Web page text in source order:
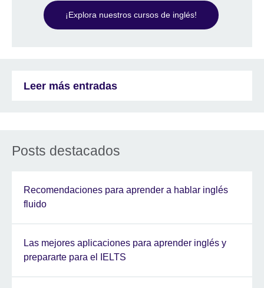
¡Explora nuestros cursos de inglés!
Leer más entradas
Posts destacados
Recomendaciones para aprender a hablar inglés
fluido
Las mejores aplicaciones para aprender inglés y
prepararte para el IELTS